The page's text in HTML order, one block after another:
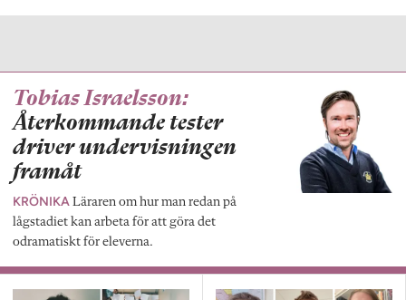
Tobias Israelsson:
Återkommande tester
driver undervisningen
framåt
KRÖNIKA Läraren om hur man redan på
lågstadiet kan arbeta för att göra det
odramatiskt för eleverna.